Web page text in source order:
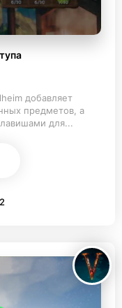
добавляет
предметов, а
для...
2